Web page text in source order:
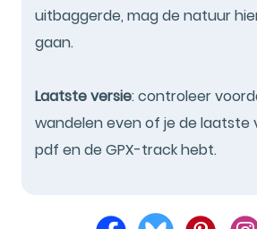
uitbaggerde, mag de natuur
gaan.
Laatste versie: controleer
wandelen even of je de laatste
pdf en de GPX-track hebt.